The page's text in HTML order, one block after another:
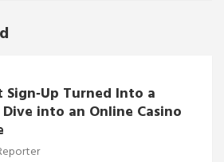
Turned Into a
into an Online Casino